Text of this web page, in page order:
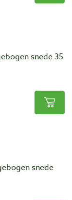
snede 35
snede